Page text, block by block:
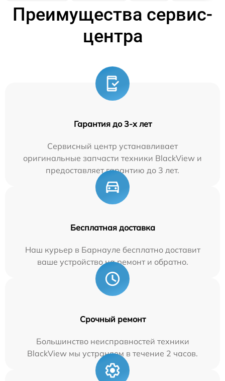
Преимущества сервис-
центра
Гарантия до 3-х лет
Сервисный центр устанавливает
оригинальные запчасти техники BlackView и
предоставляет гарантию до 3 лет.
Бесплатная доставка
Наш курьер в Барнауле бесплатно доставит
ваше устройство на ремонт и обратно.
Срочный ремонт
Большинство неисправностей техники
BlackView мы устраняем в течение 2 часов.